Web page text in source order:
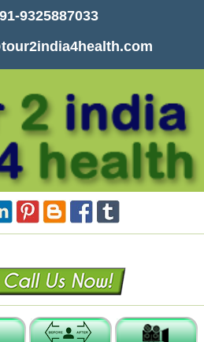
9325887033